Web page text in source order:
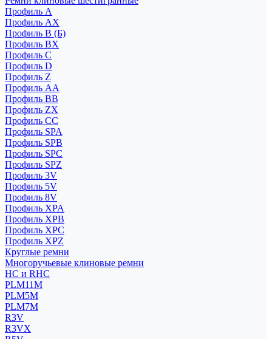
Профиль A
Профиль AX
Профиль B (Б)
Профиль BX
Профиль C
Профиль D
Профиль Z
Профиль АА
Профиль BB
Профиль ZX
Профиль CC
Профиль SPA
Профиль SPB
Профиль SPC
Профиль SPZ
Профиль 3V
Профиль 5V
Профиль 8V
Профиль XPA
Профиль XPB
Профиль XPC
Профиль XPZ
Круглые ремни
Многоручьевые клиновые ремни
HC и RHC
PLM11M
PLM5M
PLM7M
R3V
R3VX